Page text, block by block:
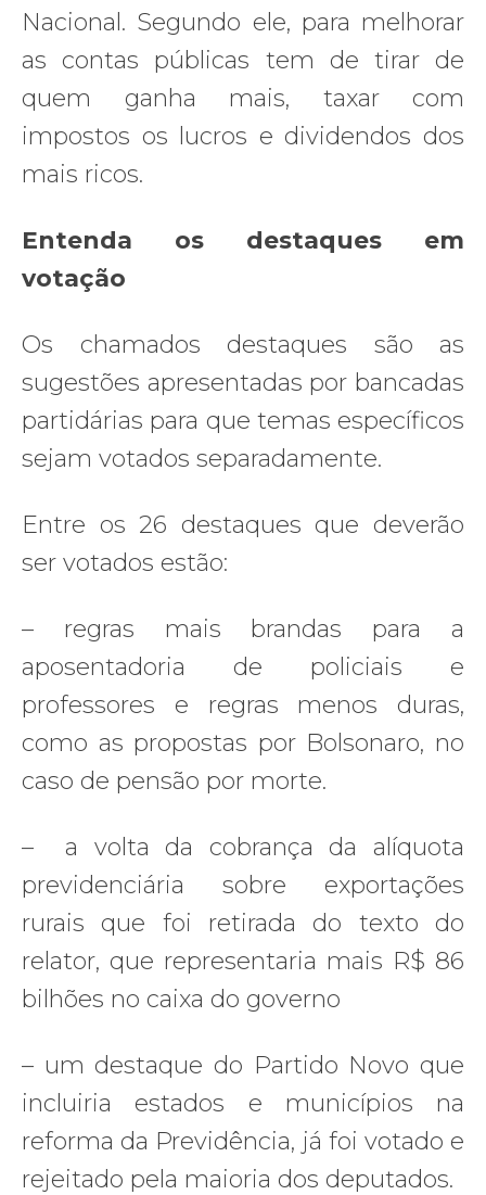
Nacional. Segundo ele, para melhorar
as contas públicas tem de tirar de
quem ganha mais, taxar com
impostos os lucros e dividendos dos
mais ricos.
Entenda os destaques em
votação
Os chamados destaques são as
sugestões apresentadas por bancadas
partidárias para que temas específicos
sejam votados separadamente.
Entre os 26 destaques que deverão
ser votados estão:
– regras mais brandas para a
aposentadoria de policiais e
professores e regras menos duras,
como as propostas por Bolsonaro, no
caso de pensão por morte.
– a volta da cobrança da alíquota
previdenciária sobre exportações
rurais que foi retirada do texto do
relator, que representaria mais R$ 86
bilhões no caixa do governo
– um destaque do Partido Novo que
incluiria estados e municípios na
reforma da Previdência, já foi votado e
rejeitado pela maioria dos deputados.